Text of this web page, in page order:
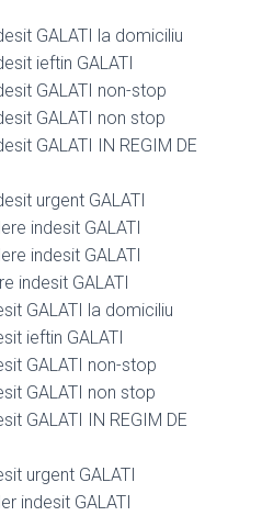
GALATI la domiciliu
ieftin GALATI
GALATI non-stop
GALATI non stop
GALATI IN REGIM DE
urgent GALATI
indesit GALATI
indesit GALATI
indesit GALATI
GALATI la domiciliu
ieftin GALATI
GALATI non-stop
GALATI non stop
GALATI IN REGIM DE
urgent GALATI
indesit GALATI